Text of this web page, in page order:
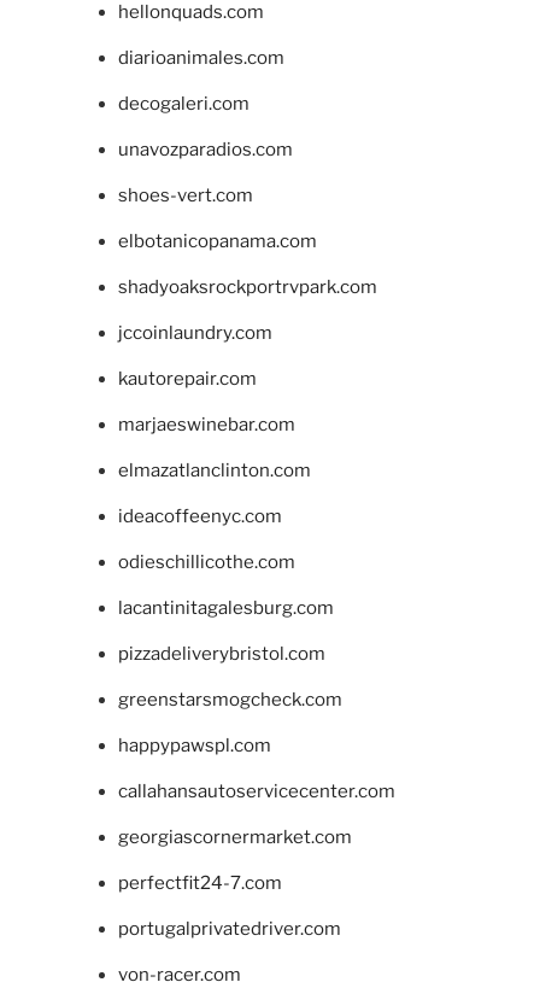
hellonquads.com
diarioanimales.com
decogaleri.com
unavozparadios.com
shoes-vert.com
elbotanicopanama.com
shadyoaksrockportrvpark.com
jccoinlaundry.com
kautorepair.com
marjaeswinebar.com
elmazatlanclinton.com
ideacoffeenyc.com
odieschillicothe.com
lacantinitagalesburg.com
pizzadeliverybristol.com
greenstarsmogcheck.com
happypawspl.com
callahansautoservicecenter.com
georgiascornermarket.com
perfectfit24-7.com
portugalprivatedriver.com
von-racer.com